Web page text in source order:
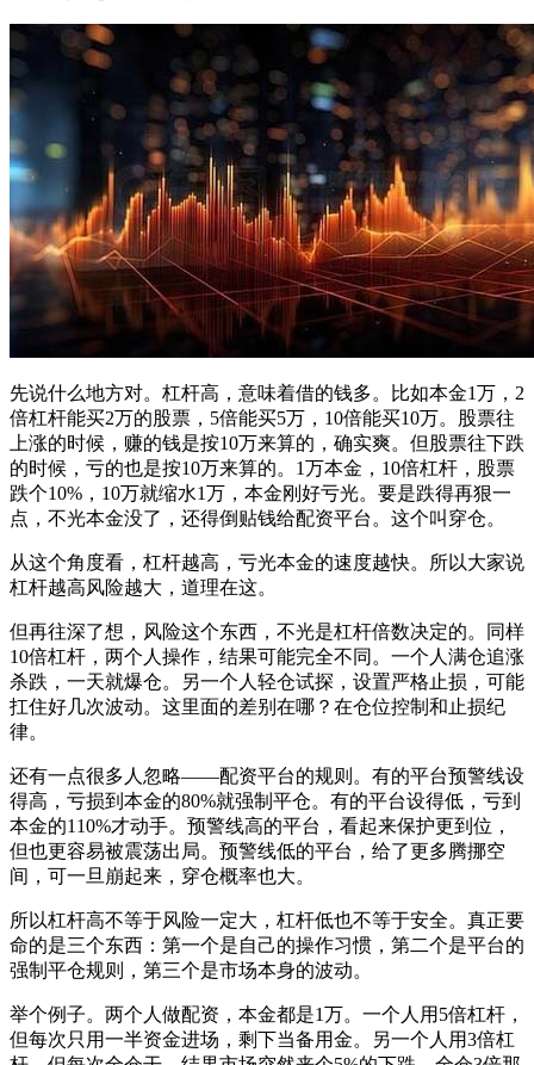
先说什么地方对。杠杆高，意味着借的钱多。比如本金1万，2
倍杠杆能买2万的股票，5倍能买5万，10倍能买10万。股票往
上涨的时候，赚的钱是按10万来算的，确实爽。但股票往下跌
的时候，亏的也是按10万来算的。1万本金，10倍杠杆，股票
跌个10%，10万就缩水1万，本金刚好亏光。要是跌得再狠一
点，不光本金没了，还得倒贴钱给配资平台。这个叫穿仓。
从这个角度看，杠杆越高，亏光本金的速度越快。所以大家说
杠杆越高风险越大，道理在这。
但再往深了想，风险这个东西，不光是杠杆倍数决定的。同样
10倍杠杆，两个人操作，结果可能完全不同。一个人满仓追涨
杀跌，一天就爆仓。另一个人轻仓试探，设置严格止损，可能
扛住好几次波动。这里面的差别在哪？在仓位控制和止损纪
律。
还有一点很多人忽略——配资平台的规则。有的平台预警线设
得高，亏损到本金的80%就强制平仓。有的平台设得低，亏到
本金的110%才动手。预警线高的平台，看起来保护更到位，
但也更容易被震荡出局。预警线低的平台，给了更多腾挪空
间，可一旦崩起来，穿仓概率也大。
所以杠杆高不等于风险一定大，杠杆低也不等于安全。真正要
命的是三个东西：第一个是自己的操作习惯，第二个是平台的
强制平仓规则，第三个是市场本身的波动。
举个例子。两个人做配资，本金都是1万。一个人用5倍杠杆，
但每次只用一半资金进场，剩下当备用金。另一个人用3倍杠